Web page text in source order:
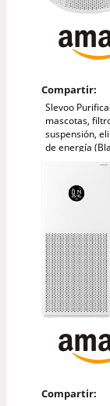
Compartir:
Slevoo
mascotas,
suspensión,
de energía
Compartir: